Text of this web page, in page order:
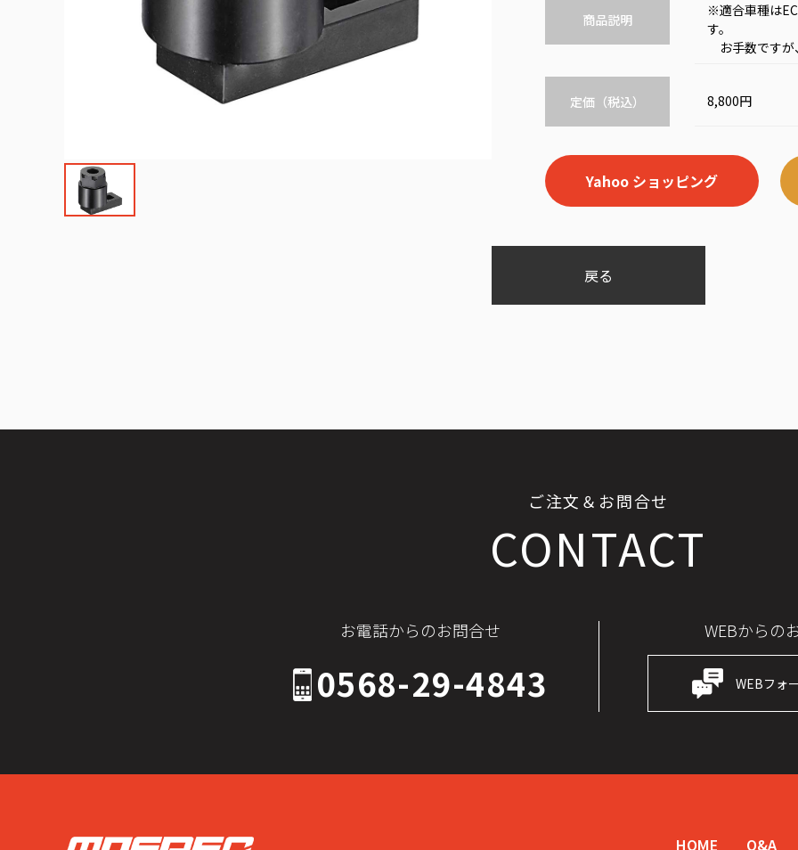
商品説明
※適合車種は
す。
お手数ですが
定価（税込） 8,800円
Yahoo ショッピング
戻る
ご注文＆お問合せ
CONTACT
お電話からのお問合せ
0568-29-4843
WEBからの
WEBフォ
HOME Q&A